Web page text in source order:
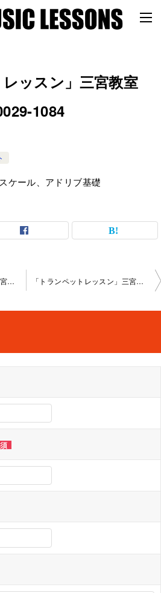
レッスン」三宮教室
1084
ケール、アドリブ基礎
「トランペットレッスン」三宮教室2023-07-31-no0029-1084 「トランペットレッスン」三宮教室2023-08-28-no0029-1084